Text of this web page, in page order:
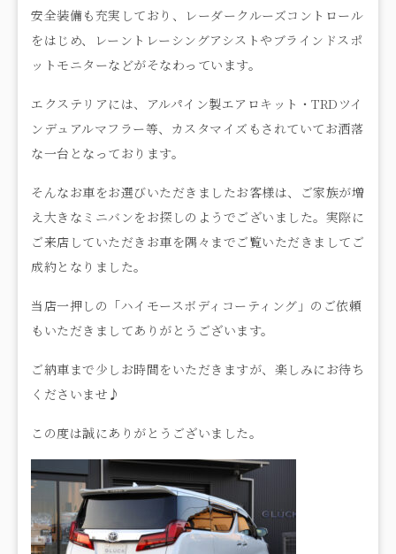
安全装備も充実しており、レーダークルーズコントロール
をはじめ、レーントレーシングアシストやブラインドスポ
ットモニターなどがそなわっています。
エクステリアには、アルパイン製エアロキット・TRDツイ
ンデュアルマフラー等、カスタマイズもされていてお洒落
な一台となっております。
そんなお車をお選びいただきましたお客様は、ご家族が増
え大きなミニバンをお探しのようでございました。実際に
ご来店していただきお車を隅々までご覧いただきましてご
成約となりました。
当店一押しの「ハイモースボディコーティング」のご依頼
もいただきましてありがとうございます。
ご納車まで少しお時間をいただきますが、楽しみにお待ち
くださいませ♪
この度は誠にありがとうございました。